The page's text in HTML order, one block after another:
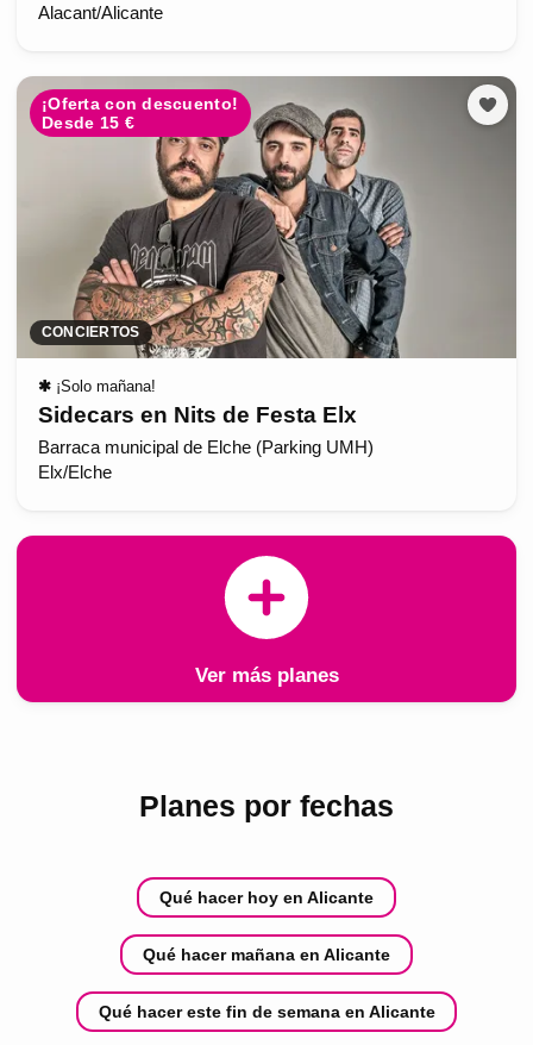
Alacant/Alicante
¡Oferta con descuento!
Desde 15 €
CONCIERTOS
✱ ¡Solo mañana!
Sidecars en Nits de Festa Elx
Barraca municipal de Elche (Parking UMH)
Elx/Elche
Ver más planes
Planes por fechas
Qué hacer hoy en Alicante
Qué hacer mañana en Alicante
Qué hacer este fin de semana en Alicante